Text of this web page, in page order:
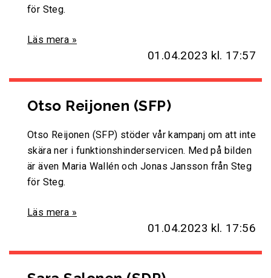
för Steg.
Läs mera »
01.04.2023 kl. 17:57
Otso Reijonen (SFP)
Otso Reijonen (SFP) stöder vår kampanj om att inte
skära ner i funktionshinderservicen. Med på bilden
är även Maria Wallén och Jonas Jansson från Steg
för Steg.
Läs mera »
01.04.2023 kl. 17:56